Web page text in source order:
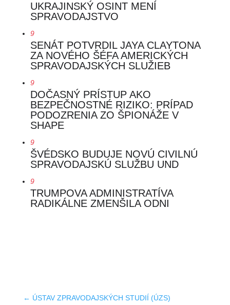
UKRAJINSKÝ OSINT MENÍ
SPRAVODAJSTVO
9
SENÁT POTVRDIL JAYA CLAYTONA
ZA NOVÉHO ŠÉFA AMERICKÝCH
SPRAVODAJSKÝCH SLUŽIEB
9
DOČASNÝ PRÍSTUP AKO
BEZPEČNOSTNÉ RIZIKO: PRÍPAD
PODOZRENIA ZO ŠPIONÁŽE V
SHAPE
9
ŠVÉDSKO BUDUJE NOVÚ CIVILNÚ
SPRAVODAJSKÚ SLUŽBU UND
9
TRUMPOVA ADMINISTRATÍVA
RADIKÁLNE ZMENŠILA ODNI
← ÚSTAV ZPRAVODAJSKÝCH STUDIÍ (ÚZS)